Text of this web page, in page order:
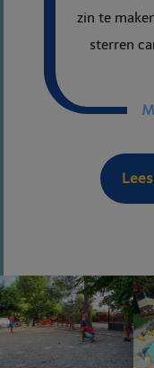
zin te
sterren